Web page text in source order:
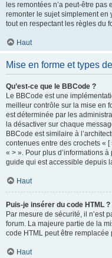
les remontées n’a peut-être
remonter le sujet simplement en
tout en respectant les règles du
Haut
Mise en forme et types
Qu’est-ce que le BBCode ?
Le BBCode est une
meilleur contrôle sur la mise en
est déterminée par les
la désactiver sur chaque
BBCode est similaire à
contenues entre des crochets «
« > ». Pour plus d’informations
guide qui est accessible depuis
Haut
Puis-je insérer du code HTML ?
Par mesure de sécurité, il n’est
forum. La majeure partie de la
code HTML peut être remplacée
Haut